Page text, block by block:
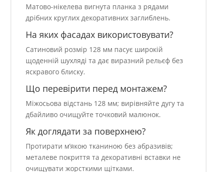
Матово-нікелева вигнута планка з рядами
дрібних круглих декоративних заглиблень.
На яких фасадах використовувати?
Сатиновий розмір 128 мм пасує широкій
щоденній шухляді та дає виразний рельєф без
яскравого блиску.
Що перевірити перед монтажем?
Міжосьова відстань 128 мм; вирівняйте дугу та
дбайливо очищуйте точковий малюнок.
Як доглядати за поверхнею?
Протирати м’якою тканиною без абразивів;
металеве покриття та декоративні вставки не
очищувати жорсткими щітками.